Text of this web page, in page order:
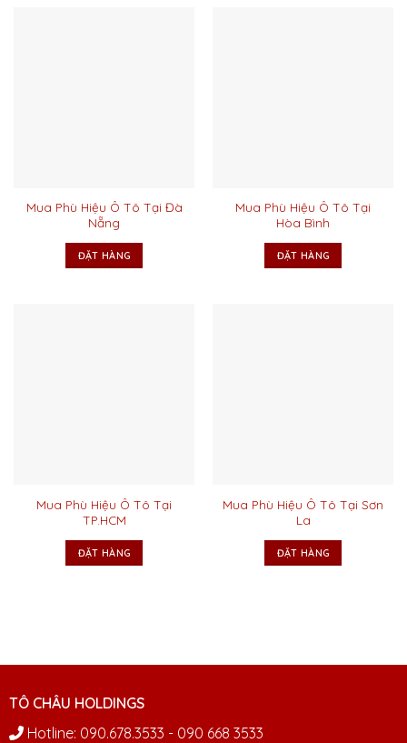
Mua Phù Hiệu Ô Tô Tại Đà
Nẵng
ĐẶT HÀNG
Mua Phù Hiệu Ô Tô Tại
Hòa Bình
ĐẶT HÀNG
Mua Phù Hiệu Ô Tô Tại
TP.HCM
ĐẶT HÀNG
Mua Phù Hiệu Ô Tô Tại Sơn
La
ĐẶT HÀNG
TÔ CHÂU HOLDINGS
Hotline: 090.678.3533 - 090 668 3533